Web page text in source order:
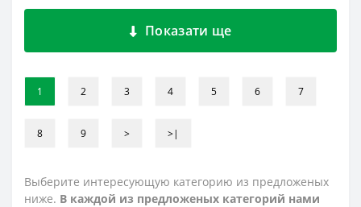
Показати ще
1 2 3 4 5 6 7
8 9 > >|
Выберите интересующую категорию из предложеных
ниже. В каждой из предложеных категорий нами